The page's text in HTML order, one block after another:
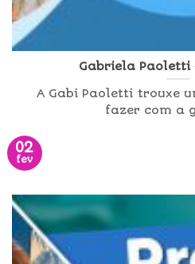
Gabriela Paoletti
A Gabi Paoletti trouxe
fazer com a
02
fev